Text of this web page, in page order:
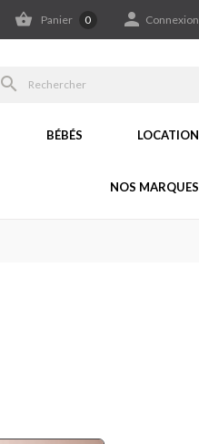
 Panier 0  Connexion
search
BÉBÉS LOCATION
NOS MARQUES